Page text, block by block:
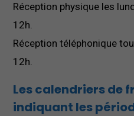
Réception physique les
12h.
Réception téléphonique
12h.
Les calendriers de
indiquant les